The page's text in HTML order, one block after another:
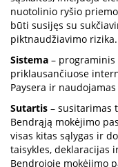
nuotolinio ryšio
būti susijęs su
piktnaudžiavimo rizika.
Sistema – programinis
priklausančiuose
Paysera ir
Sutartis – susitarimas
Bendrąją mokėjimo
visas kitas sąlygas ir
taisykles, deklaracijas
Bendrojoje mokėjimo